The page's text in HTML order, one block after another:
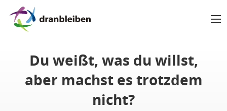
Du weißt, was du willst,
aber machst es trotzdem
nicht?